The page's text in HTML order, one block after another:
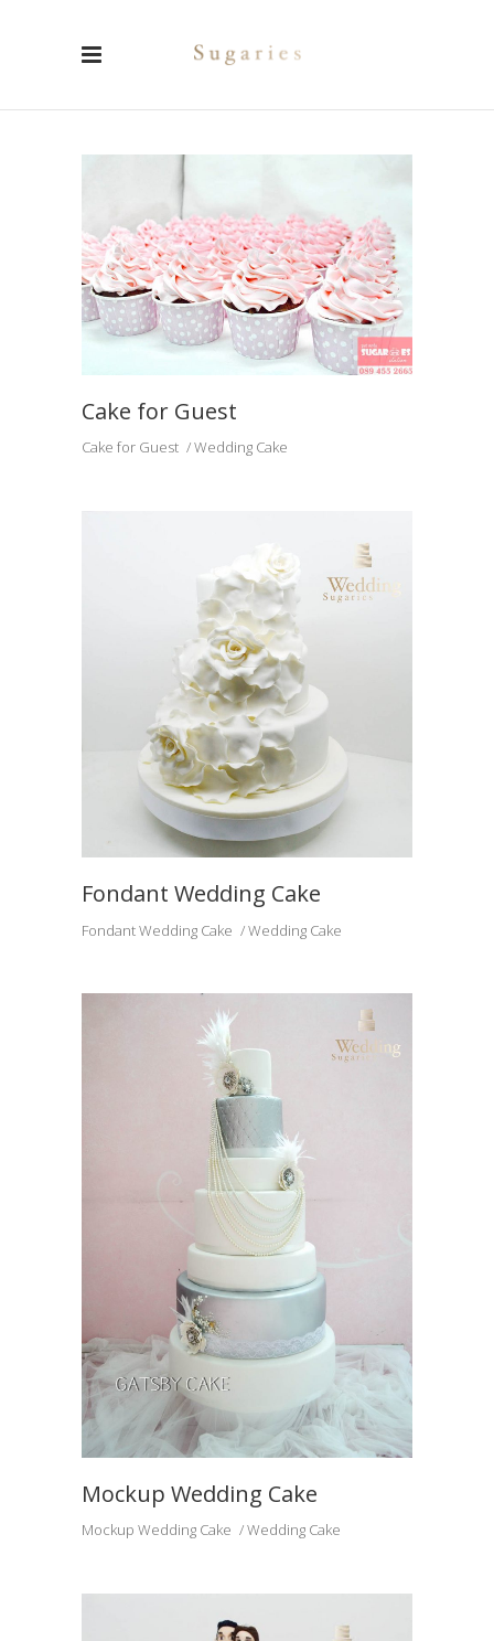
Cake for Guest
Cake for Guest Wedding Cake
Fondant Wedding Cake
Fondant Wedding Cake Wedding Cake
Mockup Wedding Cake
Mockup Wedding Cake Wedding Cake